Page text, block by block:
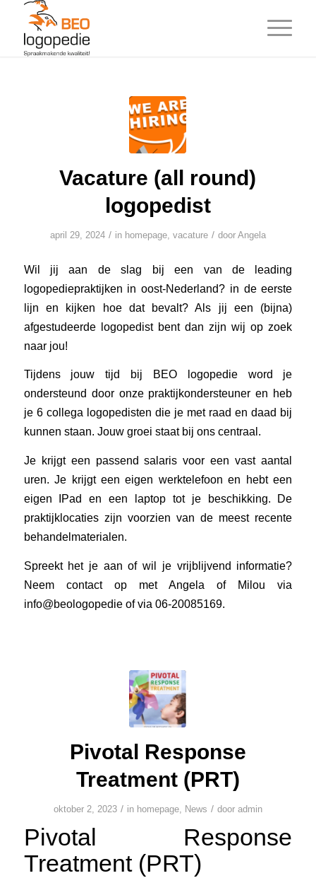
Vacature (all round)
logopedist
april 29, 2024 / in homepage, vacature / door Angela
Wil jij aan de slag bij een van de leading
logopediepraktijken in oost-Nederland? in de eerste
lijn en kijken hoe dat bevalt? Als jij een (bijna)
afgestudeerde logopedist bent dan zijn wij op zoek
naar jou!
Tijdens jouw tijd bij BEO logopedie word je
ondersteund door onze praktijkondersteuner en heb
je 6 collega logopedisten die je met raad en daad bij
kunnen staan. Jouw groei staat bij ons centraal.
Je krijgt een passend salaris voor een vast aantal
uren. Je krijgt een eigen werktelefoon en hebt een
eigen IPad en een laptop tot je beschikking. De
praktijklocaties zijn voorzien van de meest recente
behandelmaterialen.
Spreekt het je aan of wil je vrijblijvend informatie?
Neem contact op met Angela of Milou via
info@beologopedie of via 06-20085169.
Pivotal Response
Treatment (PRT)
oktober 2, 2023 / in homepage, News / door admin
Pivotal Response
Treatment (PRT)